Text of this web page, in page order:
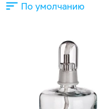
По умолчанию